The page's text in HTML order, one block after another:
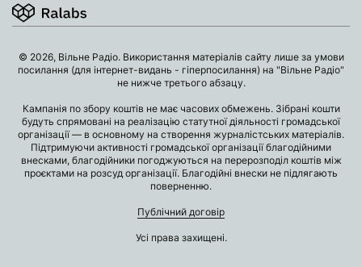
© 2026, Вільне Радіо. Використання матеріалів сайту лише за умови
посилання (для інтернет-видань - гіперпосилання) на "Вільне Радіо"
не нижче третього абзацу.
Кампанія по збору коштів не має часових обмежень. Зібрані кошти
будуть спрямовані на реалізацію статутної діяльності громадської
організації — в основному на створення журналістських матеріалів.
Підтримуючи активності громадської організації благодійними
внесками, благодійники погоджуються на перерозподіл коштів між
проєктами на розсуд організації. Благодійні внески не підлягають
поверненню.
Публічний договір
Усі права захищені.